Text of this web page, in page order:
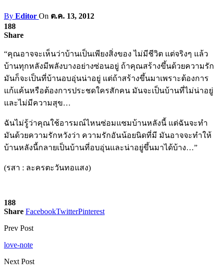
By Editor On ต.ค. 13, 2012
188
Share
“คุณอาจจะเห็นว่าบ้านเป็นเพียงสิ่งของ ไม่มีชีวิต แต่จริงๆ แล้ว
บ้านทุกหลังมีพลังบางอย่างซ่อนอยู่ ถ้าคุณสร้างขึ้นด้วยความรัก
มันก็จะเป็นที่บ้านอบอุ่นน่าอยู่ แต่ถ้าสร้างขึ้นมาเพราะต้องการ
แก้แค้นหรือต้องการประชดใครสักคน มันจะเป็นบ้านที่ไม่น่าอยู่
และไม่มีความสุข…
ฉันไม่รู้ว่าคุณใช้อารมณ์ไหนซ่อมแซมบ้านหลังนี้ แต่ฉันจะทำ
มันด้วยความรักหวังว่า ความรักอันน้อยนิดที่มี มันอาจจะทำให้
บ้านหลังนี้กลายเป็นบ้านที่อบอุ่นและน่าอยู่ขึ้นมาได้บ้าง…”
(รสา : ละครตะวันทอแสง)
188
Share FacebookTwitterPinterest
Prev Post
love-note
Next Post